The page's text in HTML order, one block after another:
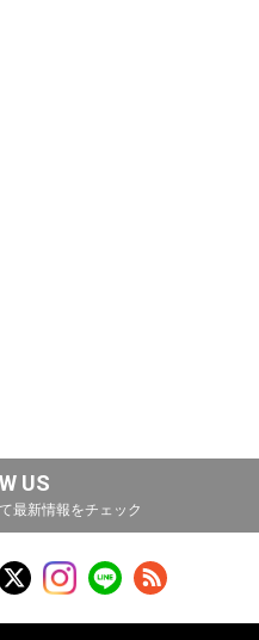
US
最新情報をチェック